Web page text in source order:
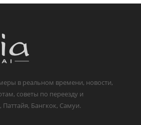
в реальном времени, новости,
советы по переезду и
Бангкок, Самуи.